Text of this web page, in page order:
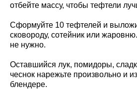
отбейте массу, чтобы тефтели
Сформуйте 10 тефтелей и
сковороду, сотейник или
не нужно.
Оставшийся лук, помидоры,
чеснок нарежьте произвольно и
блендере.